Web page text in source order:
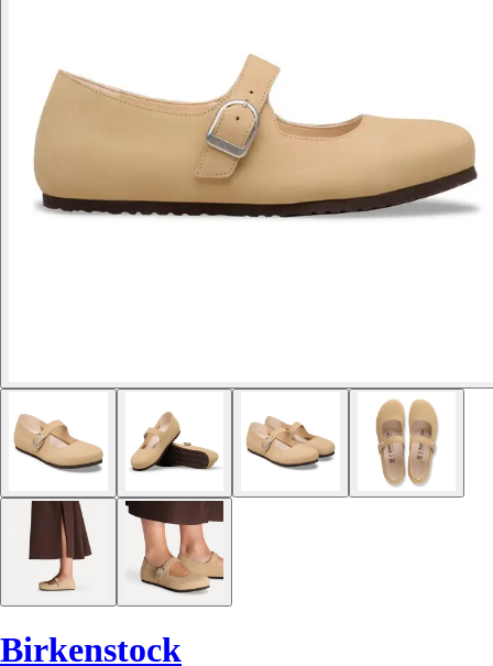
Birkenstock